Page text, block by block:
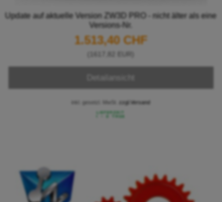
Update auf aktuelle Version ZW3D PRO - nicht älter als eine
Versions-Nr.
1.513,40 CHF
Detailansicht
inkl. gesetzl. MwSt. zzgl.Versand